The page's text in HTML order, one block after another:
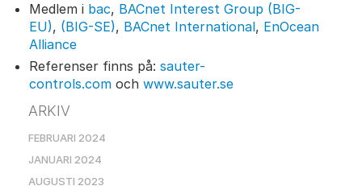
Medlem i bac, BACnet Interest Group (BIG-
EU), (BIG-SE), BACnet International, EnOcean
Alliance
Referenser finns på: sauter-
controls.com och www.sauter.se
ARKIV
FEBRUARI 2024
JANUARI 2024
AUGUSTI 2023